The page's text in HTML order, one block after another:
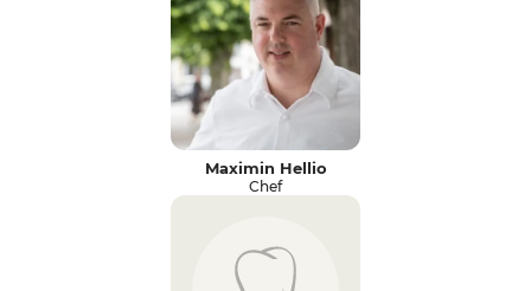
Maximin Hellio
Chef